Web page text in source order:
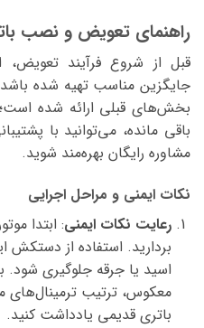
راهنمای تعویض و نصب
قبل از شروع فرآیند
جایگزین مناسب تهیه شده
بخش‌های قبلی ارائه شده است؛
باقی مانده، می‌توانید با
مشاوره رایگان بهره‌مند شوید.
نکات ایمنی و مراحل اجرایی
رعایت نکات ایمنی: ابتدا
بردارید. استفاده از
اسید یا جرقه جلوگیری شود.
معکوس، ترتیب ترمینال‌های
باتری قدیمی یادداشت کنید.